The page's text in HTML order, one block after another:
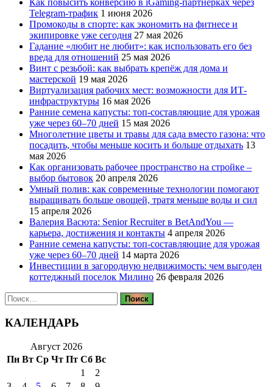
Telegram-трафик 1 июня 2026
Промокоды в спорте: как экономить на фитнесе и
экипировке уже сегодня 27 мая 2026
Гадание «любит не любит»: как использовать его без
вреда для отношений 25 мая 2026
Винт с резьбой: как выбрать крепёж для дома и
мастерской 19 мая 2026
Виртуализация рабочих мест: возможности для ИТ-
инфраструктуры 16 мая 2026
Ранние семена капусты: топ‑составляющие для урожая
уже через 60–70 дней 15 мая 2026
Многолетние цветы и травы для сада вместо газона: что
посадить, чтобы меньше косить и больше отдыхать 13
мая 2026
Как организовать рабочее пространство на стройке –
выбор бытовок 20 апреля 2026
Умный полив: как современные технологии помогают
выращивать больше овощей, тратя меньше воды и сил
15 апреля 2026
Валерия Васюта: Senior Recruiter в BetAndYou —
карьера, достижения и контакты 4 апреля 2026
Ранние семена капусты: топ‑составляющие для урожая
уже через 60–70 дней 14 марта 2026
Инвестиции в загородную недвижимость: чем выгоден
коттеджный поселок Милино 26 февраля 2026
Найти:
КАЛЕНДАРЬ
Август 2026
Пн Вт Ср Чт Пт Сб Вс
1
2